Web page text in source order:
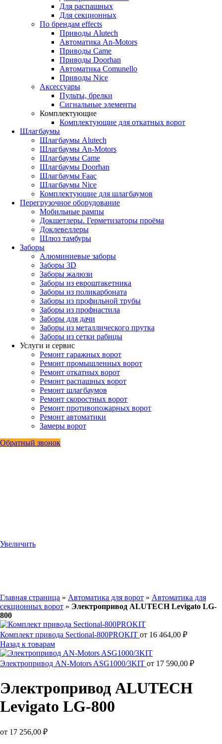
Для распашных
Для секционных
По брендам effects
Приводы Alutech
Автоматика An-Motors
Приводы Came
Приводы Doorhan
Автоматика Comunello
Приводы Nice
Аксессуары
Пульты, брелки
Сигнальные элементы
Комплектующие
Комплектующие для откатных ворот
Шлагбаумы
Шлагбаумы Alutech
Шлагбаумы An-Motors
Шлагбаумы Came
Шлагбаумы Doorhan
Шлагбаумы Faac
Шлагбаумы Nice
Комплектующие для шлагбаумов
Перегрузочное оборудование
Мобильные рампы
Докшетлеры. Герметизаторы проёма
Доклевеллеры
Шлюз тамбуры
Заборы
Алюминиевые заборы
Заборы 3D
Заборы жалюзи
Заборы из евроштакетника
Заборы из поликарбоната
Заборы из профильной трубы
Заборы из профнастила
Заборы для дачи
Заборы из металлического прутка
Заборы из сетки рабицы
Услуги и сервис
Ремонт гаражных ворот
Ремонт промышленных ворот
Ремонт откатных ворот
Ремонт распашных ворот
Ремонт шлагбаумов
Ремонт скоростных ворот
Ремонт противопожарных ворот
Ремонт автоматики
Замеры ворот
Обратный звонок
Увеличить
Главная страница » Автоматика для ворот » Автоматика для
секционных ворот » Электропривод ALUTECH Levigato LG-
800
Комплект привода Sectional-800PROKIT от 16 464,00 ₽
Назад к товарам
Электропривод AN-Motors ASG1000/3KIT от 17 590,00 ₽
Электропривод ALUTECH
Levigato LG-800
от 17 256,00 ₽